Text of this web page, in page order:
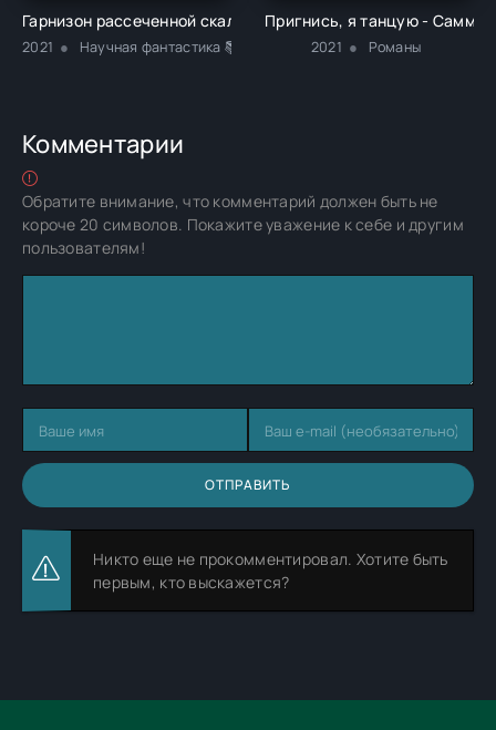
Гарнизон рассеченной скалы - Павел Георгиевич Чагин
2021 Научная фантастика 📚Разная литература
Пригнись, я танцую -
2021 Романы
Комментарии
Обратите внимание, что комментарий должен быть не
короче 20 символов. Покажите уважение к себе и другим
пользователям!
ОТПРАВИТЬ
Никто еще не прокомментировал. Хотите быть
первым, кто выскажется?